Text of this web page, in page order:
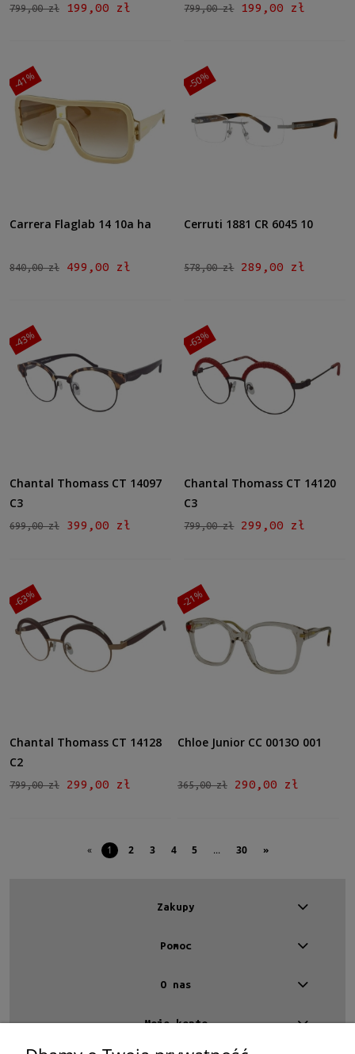
799,00 zł 199,00 zł 799,00 zł 199,00 zł
Carrera Flaglab 14 10a ha
840,00 zł 499,00 zł
-41%
Cerruti 1881 CR 6045 10
578,00 zł 289,00 zł
-50%
Chantal Thomass CT 14097
C3
699,00 zł 399,00 zł
-43%
Chantal Thomass CT 14120
C3
799,00 zł 299,00 zł
-63%
Chantal Thomass CT 14128
C2
799,00 zł 299,00 zł
-63%
Chloe Junior CC 0013O 001
365,00 zł 290,00 zł
-21%
« 1 2 3 4 5 ... 30 »
Zakupy
Pomoc
O nas
Moje konto